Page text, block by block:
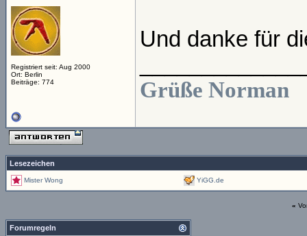
Registriert seit: Aug 2000
Ort: Berlin
Beiträge: 774
Und danke für
Grüße Norman
Lesezeichen
Mister Wong YiGG.de
«
Forumregeln